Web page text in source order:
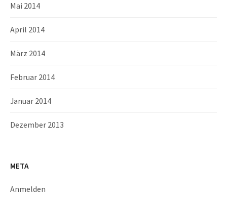
Mai 2014
April 2014
März 2014
Februar 2014
Januar 2014
Dezember 2013
META
Anmelden